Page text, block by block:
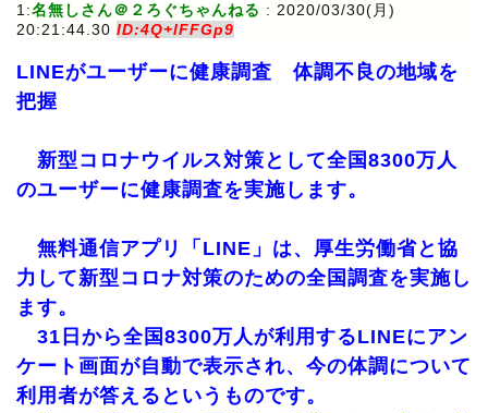
1:名無しさん＠２ろぐちゃんねる : 2020/03/30(月)
20:21:44.30 ID:4Q+lFFGp9
LINEがユーザーに健康調査 体調不良の地域を
把握
新型コロナウイルス対策として全国8300万人
のユーザーに健康調査を実施します。
無料通信アプリ「LINE」は、厚生労働省と協
力して新型コロナ対策のための全国調査を実施し
ます。
31日から全国8300万人が利用するLINEにアン
ケート画面が自動で表示され、今の体調について
利用者が答えるというものです。